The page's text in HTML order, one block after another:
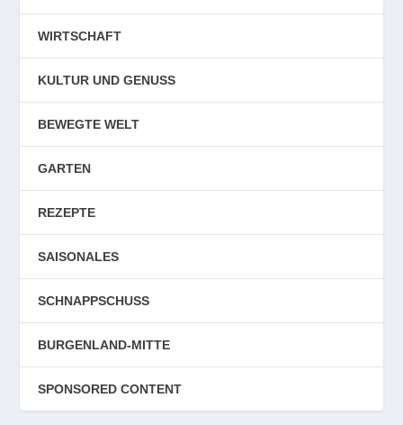
WIRTSCHAFT
KULTUR UND GENUSS
BEWEGTE WELT
GARTEN
REZEPTE
SAISONALES
SCHNAPPSCHUSS
BURGENLAND-MITTE
SPONSORED CONTENT